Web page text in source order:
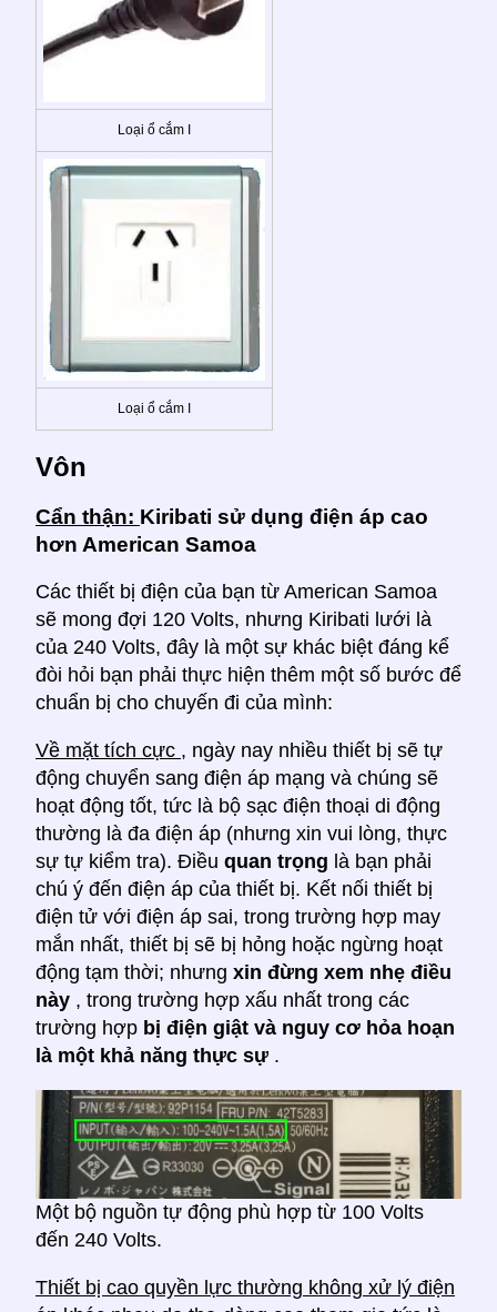
Loại ổ cắm I
Loại ổ cắm I
Vôn
Cẩn thận: Kiribati sử dụng điện áp cao
hơn American Samoa
Các thiết bị điện của bạn từ American Samoa
sẽ mong đợi 120 Volts, nhưng Kiribati lưới là
của 240 Volts, đây là một sự khác biệt đáng kể
đòi hỏi bạn phải thực hiện thêm một số bước để
chuẩn bị cho chuyến đi của mình:
Về mặt tích cực , ngày nay nhiều thiết bị sẽ tự
động chuyển sang điện áp mạng và chúng sẽ
hoạt động tốt, tức là bộ sạc điện thoại di động
thường là đa điện áp (nhưng xin vui lòng, thực
sự tự kiểm tra). Điều quan trọng là bạn phải
chú ý đến điện áp của thiết bị. Kết nối thiết bị
điện tử với điện áp sai, trong trường hợp may
mắn nhất, thiết bị sẽ bị hỏng hoặc ngừng hoạt
động tạm thời; nhưng xin đừng xem nhẹ điều
này , trong trường hợp xấu nhất trong các
trường hợp bị điện giật và nguy cơ hỏa hoạn
là một khả năng thực sự .
Một bộ nguồn tự động phù hợp từ 100 Volts
đến 240 Volts.
Thiết bị cao quyền lực thường không xử lý điện